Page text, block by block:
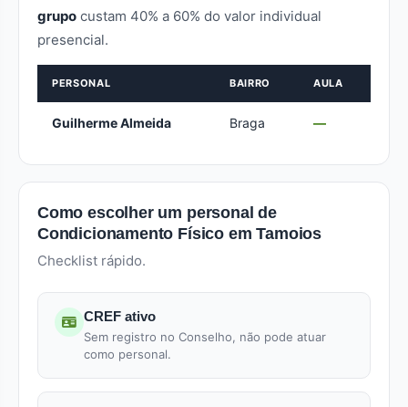
grupo custam 40% a 60% do valor individual
presencial.
PERSONAL BAIRRO AULA
Guilherme Almeida Braga —
Como escolher um personal de
Condicionamento Físico em Tamoios
Checklist rápido.
CREF ativo
Sem registro no Conselho, não pode atuar
como personal.